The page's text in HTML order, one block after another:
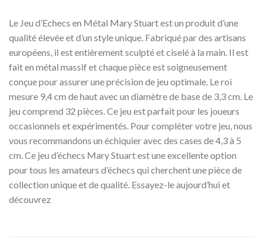
Le Jeu d’Echecs en Métal Mary Stuart est un produit d’une
qualité élevée et d’un style unique. Fabriqué par des artisans
européens, il est entièrement sculpté et ciselé à la main. Il est
fait en métal massif et chaque pièce est soigneusement
conçue pour assurer une précision de jeu optimale. Le roi
mesure 9,4 cm de haut avec un diamètre de base de 3,3 cm. Le
jeu comprend 32 pièces. Ce jeu est parfait pour les joueurs
occasionnels et expérimentés. Pour compléter votre jeu, nous
vous recommandons un échiquier avec des cases de 4,3 à 5
cm. Ce jeu d’échecs Mary Stuart est une excellente option
pour tous les amateurs d’échecs qui cherchent une pièce de
collection unique et de qualité. Essayez-le aujourd’hui et
découvrez